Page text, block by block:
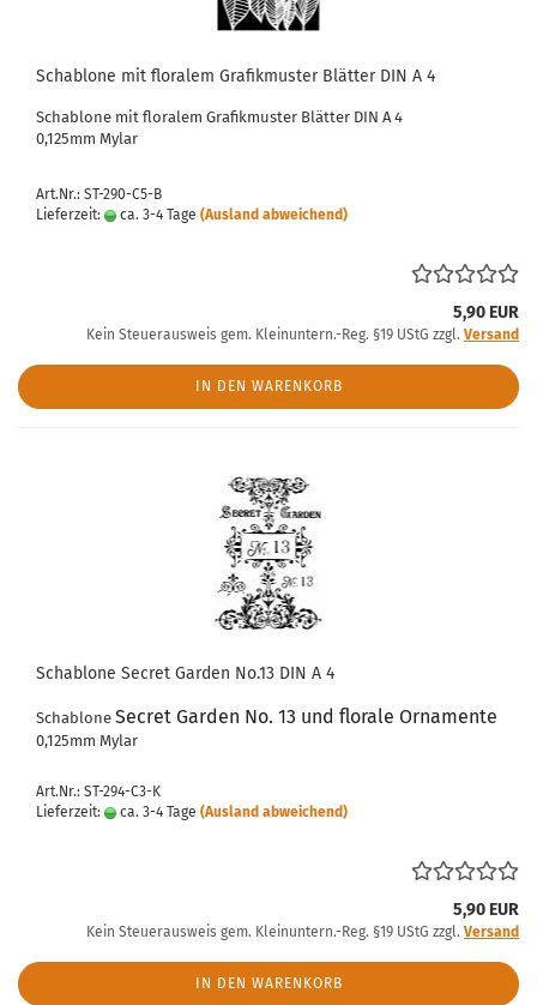
Schablone mit floralem Grafikmuster Blätter DIN A 4
Schablone mit floralem Grafikmuster Blätter DIN A 4
0,125mm Mylar
Art.Nr.: ST-290-C5-B
Lieferzeit:
ca. 3-4 Tage (Ausland abweichend)
5,90 EUR
Kein Steuerausweis gem. Kleinuntern.-Reg. §19 UStG zzgl. Versand
IN DEN WARENKORB
Schablone Secret Garden No.13 DIN A 4
Schablone Secret Garden No. 13 und florale Ornamente
0,125mm Mylar
Art.Nr.: ST-294-C3-K
Lieferzeit:
ca. 3-4 Tage (Ausland abweichend)
5,90 EUR
Kein Steuerausweis gem. Kleinuntern.-Reg. §19 UStG zzgl. Versand
IN DEN WARENKORB